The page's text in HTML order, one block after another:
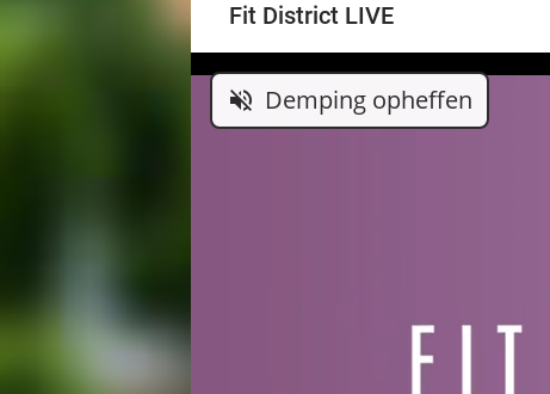
Fit District LIVE
volume_off Demping opheffen